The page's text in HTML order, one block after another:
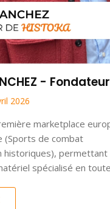
-
2026
marketplace
(Sports de combat
permettant
spécialisé en